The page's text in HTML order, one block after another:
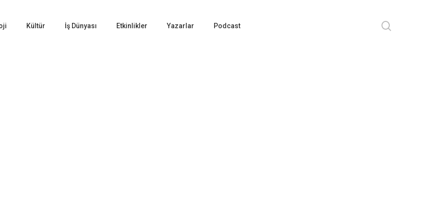
Kültür İş Dünyası Etkinlikler Yazarlar Podcast